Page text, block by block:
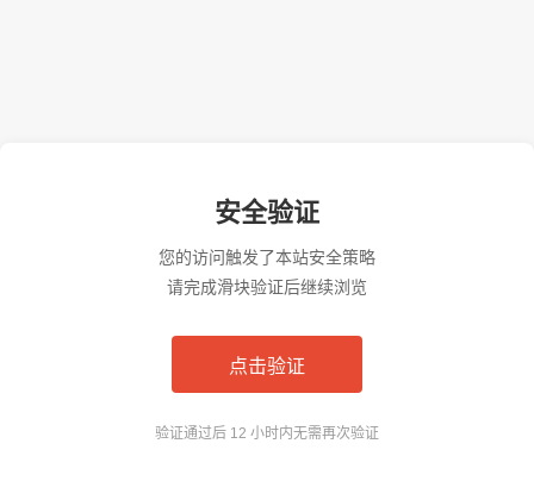
安全验证
您的访问触发了本站安全策略
请完成滑块验证后继续浏览
点击验证
验证通过后 12 小时内无需再次验证